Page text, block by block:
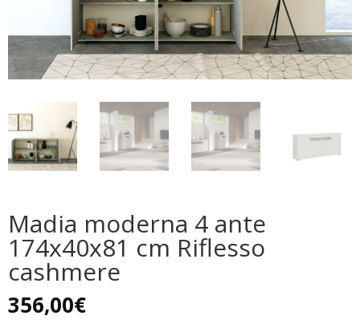
Madia moderna 4 ante
174x40x81 cm Riflesso
cashmere
356,00€